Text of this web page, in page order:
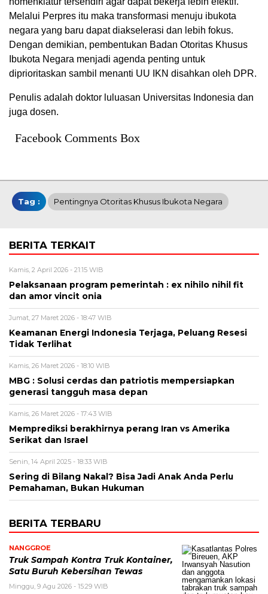
Melalui Perpres itu maka transformasi menuju ibukota
negara yang baru dapat diakselerasi dan lebih fokus.
Dengan demikian, pembentukan Badan Otoritas Khusus
Ibukota Negara menjadi agenda penting untuk
diprioritaskan sambil menanti UU IKN disahkan oleh DPR.
Penulis adalah doktor luluasan Universitas Indonesia dan
juga dosen.
Facebook Comments Box
Tag : Pentingnya Otoritas Khusus Ibukota Negara
BERITA TERKAIT
Kamis, 2 April 2026 - 21:15 WIB
Pelaksanaan program pemerintah : ex nihilo nihil fit
dan amor vincit onia
Jumat, 27 Maret 2026 - 18:47 WIB
Keamanan Energi Indonesia Terjaga, Peluang Resesi
Tidak Terlihat
Kamis, 26 Maret 2026 - 18:10 WIB
MBG : Solusi cerdas dan patriotis mempersiapkan
generasi tangguh masa depan
Kamis, 26 Maret 2026 - 17:43 WIB
Memprediksi berakhirnya perang Iran vs Amerika
Serikat dan Israel
Senin, 14 April 2025 - 18:33 WIB
Sering di Bilang Nakal? Bisa Jadi Anak Anda Perlu
Pemahaman, Bukan Hukuman
BERITA TERBARU
NANGGROE
Truk Sampah Kontra Truk Kontainer,
Satu Buruh Kebersihan Tewas
Minggu, 9 Agu 2026 - 15:29 WIB